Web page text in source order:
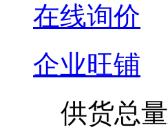
在线询价
企业旺铺
供货总量